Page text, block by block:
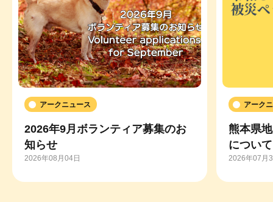
アークニュース
2026年9月ボランティア募集のお
知らせ
2026年08月04日
アーク
熊本県
について
2026年07月